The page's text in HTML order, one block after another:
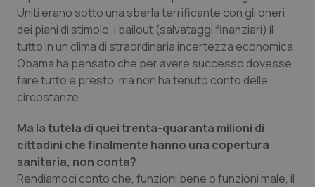
Uniti erano sotto una sberla terrificante con gli oneri
dei piani di stimolo, i bailout (salvataggi finanziari) il
tutto in un clima di straordinaria incertezza economica.
Obama ha pensato che per avere successo dovesse
fare tutto e presto, ma non ha tenuto conto delle
circostanze.
Ma la tutela di quei trenta-quaranta milioni di
cittadini che finalmente hanno una copertura
sanitaria, non conta?
Rendiamoci conto che, funzioni bene o funzioni male, il